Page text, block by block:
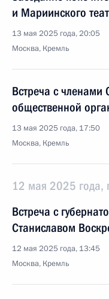
и Мариинского
13 мая 2025 года, 20:05
Москва, Кремль
Встреча с членами
общественной
13 мая 2025 года, 17:50
Москва, Кремль
12 мая 2025 года,
Встреча с
Станиславом
12 мая 2025 года, 13:45
Москва, Кремль